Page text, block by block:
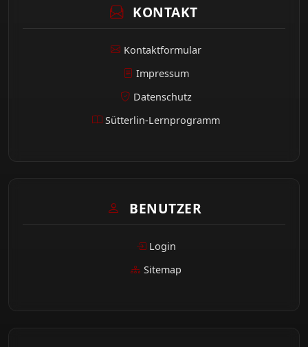
KONTAKT
Kontaktformular
Impressum
Datenschutz
Sütterlin-Lernprogramm
BENUTZER
Login
Sitemap